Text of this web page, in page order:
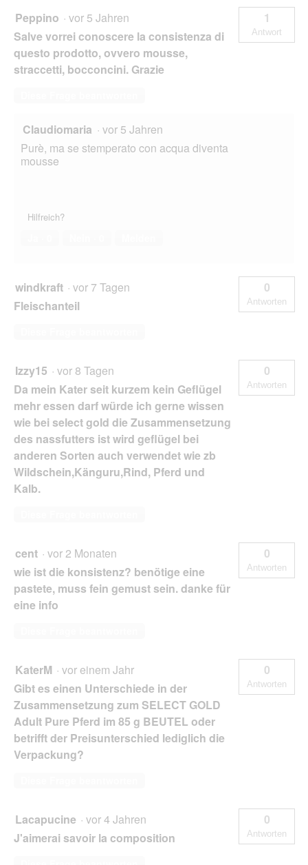
Peppino · vor 5 Jahren
Salve vorrei conoscere la consistenza di
questo prodotto, ovvero mousse,
straccetti, bocconcini. Grazie
1
Antwort
Claudiomaria · vor 5 Jahren
Purè, ma se stemperato con acqua diventa
mousse
Hilfreich?
windkraft · vor 7 Tagen
Fleischanteil
0
Antworten
Izzy15 · vor 8 Tagen
Da mein Kater seit kurzem kein Geflügel
mehr essen darf würde ich gerne wissen
wie bei select gold die Zusammensetzung
des nassfutters ist wird geflügel bei
anderen Sorten auch verwendet wie zb
Wildschein,Känguru,Rind, Pferd und
Kalb.
0
Antworten
cent · vor 2 Monaten
wie ist die konsistenz? benötige eine
pastete, muss fein gemust sein. danke für
eine info
0
Antworten
KaterM · vor einem Jahr
Gibt es einen Unterschiede in der
Zusammensetzung zum SELECT GOLD
Adult Pure Pferd im 85 g BEUTEL oder
betrifft der Preisunterschied lediglich die
Verpackung?
0
Antworten
Lacapucine · vor 4 Jahren
J'aimerai savoir la composition
0
Antworten